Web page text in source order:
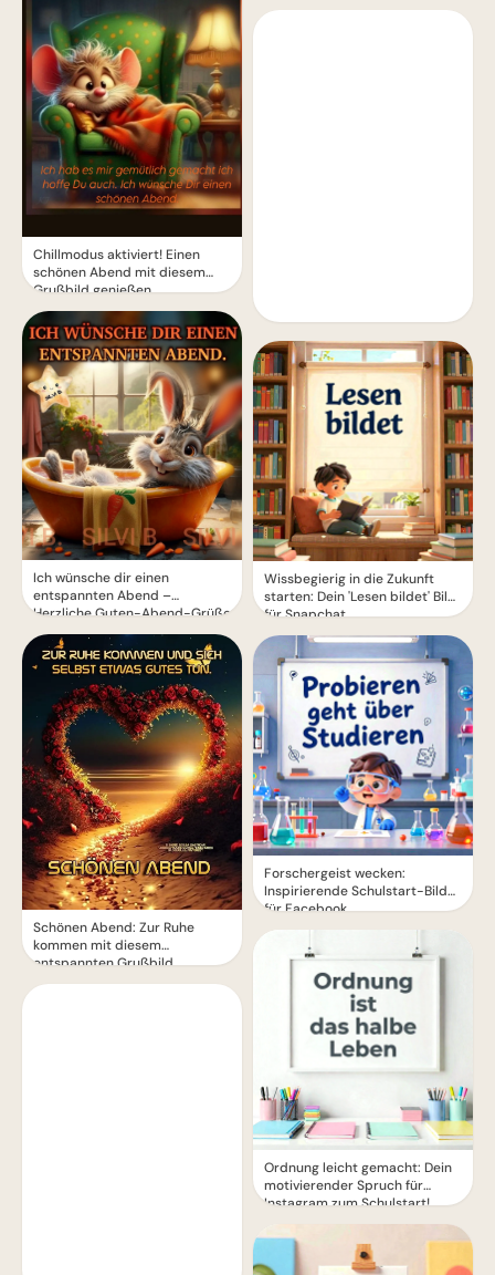
Chillmodus aktiviert! Einen
schönen Abend mit diesem
Grußbild genießen.
Ich wünsche dir einen
entspannten Abend –
Herzliche Guten-Abend-Grüße
Schönen Abend: Zur Ruhe
kommen mit diesem
entspannten Grußbild
Wissbegierig in die Zukunft
starten: Dein 'Lesen bildet' Bild
für Snapchat
Forschergeist wecken:
Inspirierende Schulstart-Bilder
für Facebook
Ordnung leicht gemacht: Dein
motivierender Spruch für
Instagram zum Schulstart!